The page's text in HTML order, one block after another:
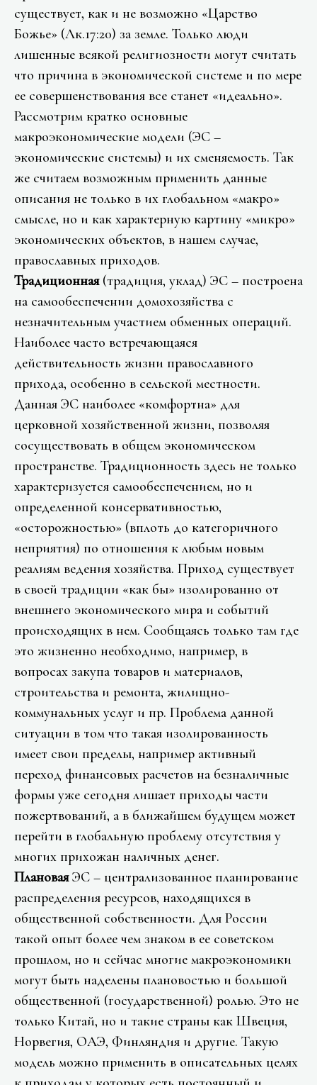
существует, как и не возможно «Царство
Божье» (Лк.17:20) за земле. Только люди
лишенные всякой религиозности могут считать
что причина в экономической системе и по мере
ее совершенствования все станет «идеально».
Рассмотрим кратко основные
макроэкономические модели (ЭС –
экономические системы) и их сменяемость. Так
же считаем возможным применить данные
описания не только в их глобальном «макро»
смысле, но и как характерную картину «микро»
экономических объектов, в нашем случае,
православных приходов.
Традиционная(традиция, уклад) ЭС – построена
на самообеспечении домохозяйства с
незначительным участием обменных операций.
Наиболее часто встречающаяся
действительность жизни православного
прихода, особенно в сельской местности.
Данная ЭС наиболее «комфортна» для
церковной хозяйственной жизни, позволяя
сосуществовать в общем экономическом
пространстве. Традиционность здесь не только
характеризуется самообеспечением, но и
определенной консервативностью,
«осторожностью» (вплоть до категоричного
неприятия) по отношения к любым новым
реалиям ведения хозяйства. Приход существует
в своей традиции «как бы» изолированно от
внешнего экономического мира и событий
происходящих в нем. Сообщаясь только там где
это жизненно необходимо, например, в
вопросах закупа товаров и материалов,
строительства и ремонта, жилищно-
коммунальных услуг и пр. Проблема данной
ситуации в том что такая изолированность
имеет свои пределы, например активный
переход финансовых расчетов на безналичные
формы уже сегодня лишает приходы части
пожертвований, а в ближайшем будущем может
перейти в глобальную проблему отсутствия у
многих прихожан наличных денег.
ПлановаяЭС – централизованное планирование
распределения ресурсов, находящихся в
общественной собственности. Для России
такой опыт более чем знаком в ее советском
прошлом, но и сейчас многие макроэкономики
могут быть наделены плановостью и большой
общественной (государственной) ролью. Это не
только Китай, но и такие страны как Швеция,
Норвегия, ОАЭ, Финляндия и другие. Такую
модель можно применить в описательных целях